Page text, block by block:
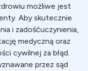
możliwe jest
Aby skutecznie
i zadośćuczynienia,
medyczną oraz
cywilnej za błąd.
przez sąd